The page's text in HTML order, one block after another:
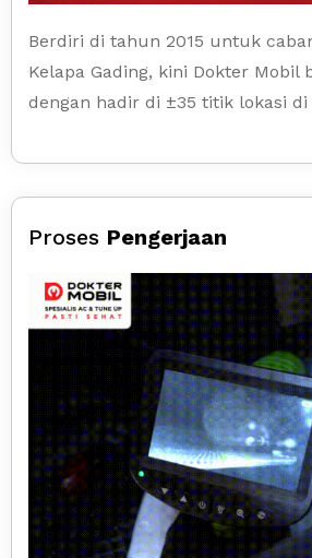
Berdiri di tahun 2015 untuk
Kelapa Gading, kini Dokter Mobil
dengan hadir di ±35 titik lokasi di
Proses Pengerjaan